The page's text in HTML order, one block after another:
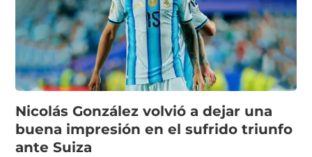
Nicolás González volvió a dejar una
buena impresión en el sufrido triunfo
ante Suiza